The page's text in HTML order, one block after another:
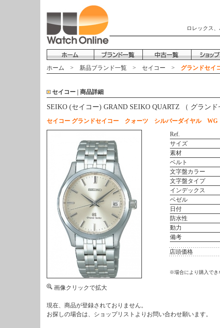
ロレックス
ホーム > 新品ブランド一覧 > セイコー > グランドセイ
セイコー | 商品詳細
SEIKO (セイコー) GRAND SEIKO QUARTZ （ グラン
セイコー グランドセイコー クォーツ シルバーダイヤル
画像クリックで拡大
Ref.
サイズ
素材
ベルト
文字盤カラー
文字盤タイプ
インデックス
ベゼル
日付
防水性
動力
備考
店頭価格
※場合により購入でき
現在、商品が登録されておりません。
お探しの場合は、 ショップリスト よりお問い合わせ願います。